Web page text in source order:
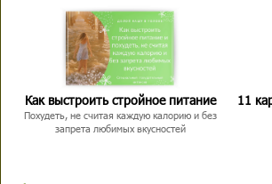
Как выстроить стройное питание
Похудеть, не считая каждую калорию и без
запрета любимых вкусностей
11